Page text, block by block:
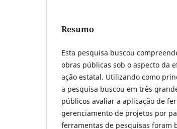
Resumo
Esta pesquisa buscou
obras públicas sob o aspecto da
ação estatal. Utilizando como
a pesquisa buscou em três
públicos avaliar a aplicação de
gerenciamento de projetos por
ferramentas de pesquisas foram